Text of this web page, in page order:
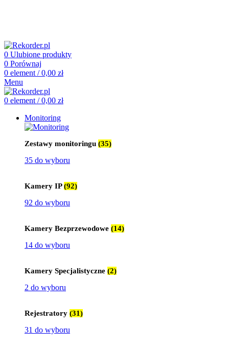
0 Ulubione produkty
0 Porównaj
0 element / 0,00 zł
Menu
0 element / 0,00 zł
Monitoring
Zestawy monitoringu (35)
35 do wyboru
Kamery IP(92)
92 do wyboru
Kamery Bezprzewodowe (14)
14 do wyboru
Kamery Specjalistyczne (2)
2 do wyboru
Rejestratory (31)
31 do wyboru